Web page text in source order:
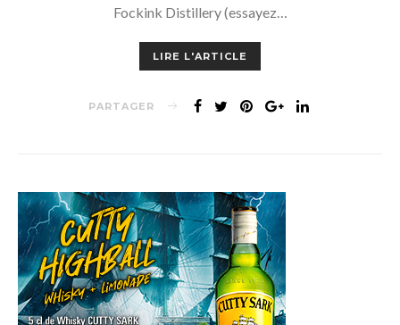
Fockink Distillery (essayez…
LIRE L'ARTICLE
PARTAGER